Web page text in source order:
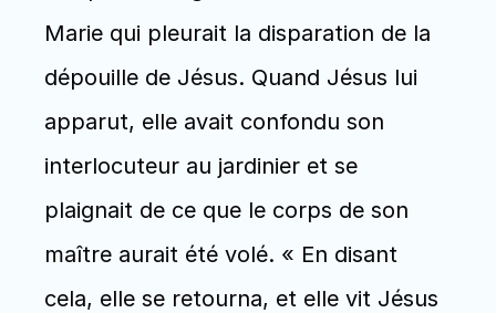
Marie qui pleurait la disparation de la
dépouille de Jésus. Quand Jésus lui
apparut, elle avait confondu son
interlocuteur au jardinier et se
plaignait de ce que le corps de son
maître aurait été volé. « En disant
cela, elle se retourna, et elle vit Jésus